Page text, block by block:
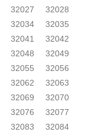
32027
32028
32034
32035
32041
32042
32048
32049
32055
32056
32062
32063
32069
32070
32076
32077
32083
32084